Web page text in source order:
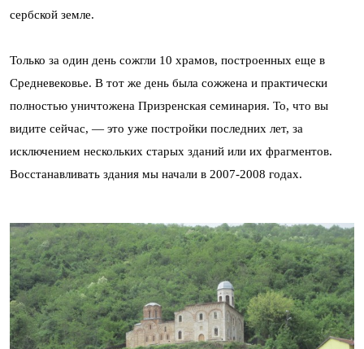
сербской земле.
Только за один день сожгли 10 храмов, построенных еще в
Средневековье. В тот же день была сожжена и практически
полностью уничтожена Призренская семинария. То, что вы
видите сейчас, — это уже постройки последних лет, за
исключением нескольких старых зданий или их фрагментов.
Восстанавливать здания мы начали в 2007-2008 годах.